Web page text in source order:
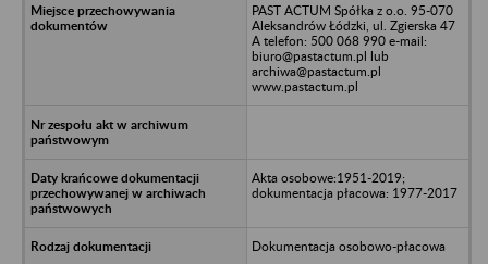
PAST ACTUM Spółka z o.o. 95-070
Aleksandrów Łódzki, ul. Zgierska 47
A telefon: 500 068 990 e-mail:
biuro@pastactum.pl lub
archiwa@pastactum.pl
www.pastactum.pl
Akta osobowe:1951-2019;
dokumentacja płacowa: 1977-2017
Dokumentacja osobowo-płacowa